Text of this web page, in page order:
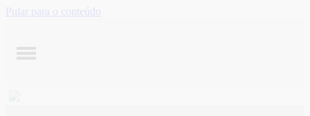
Pular para o conteúdo